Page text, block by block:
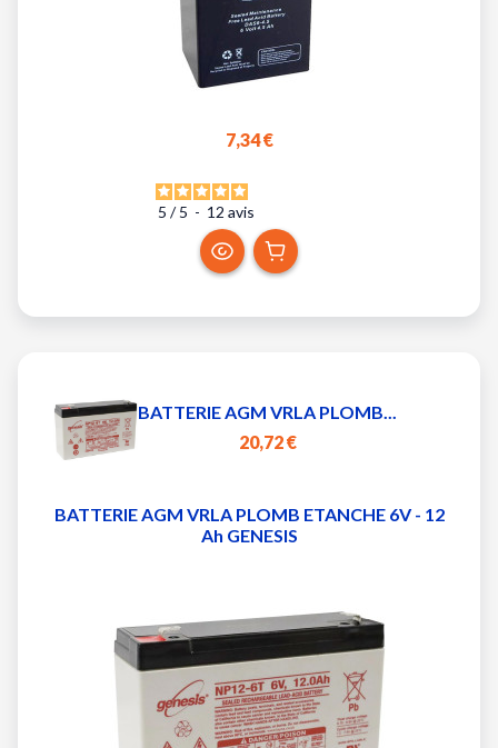
7,34 €
5 / 5 - 12 avis
BATTERIE AGM VRLA PLOMB...
20,72 €
BATTERIE AGM VRLA PLOMB ETANCHE 6V - 12
Ah GENESIS